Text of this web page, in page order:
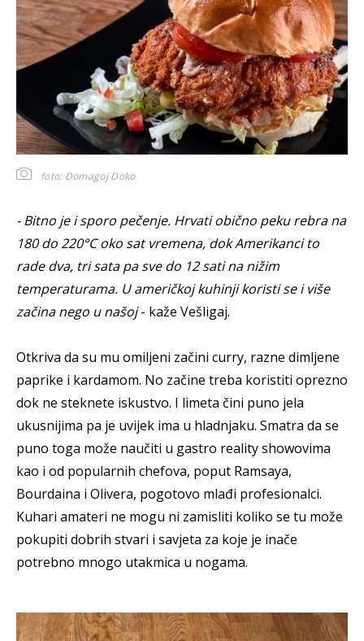
foto: Domagoj Doko
- Bitno je i sporo pečenje. Hrvati obično peku rebra na
180 do 220°C oko sat vremena, dok Amerikanci to
rade dva, tri sata pa sve do 12 sati na nižim
temperaturama. U američkoj kuhinji koristi se i više
začina nego u našoj- kaže Vešligaj.
Otkriva da su mu omiljeni začini curry, razne dimljene
paprike i kardamom. No začine treba koristiti oprezno
dok ne steknete iskustvo. I limeta čini puno jela
ukusnijima pa je uvijek ima u hladnjaku. Smatra da se
puno toga može naučiti u gastro reality showovima
kao i od popularnih chefova, poput Ramsaya,
Bourdaina i Olivera, pogotovo mlađi profesionalci.
Kuhari amateri ne mogu ni zamisliti koliko se tu može
pokupiti dobrih stvari i savjeta za koje je inače
potrebno mnogo utakmica u nogama.